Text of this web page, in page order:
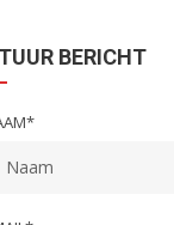
BERICHT